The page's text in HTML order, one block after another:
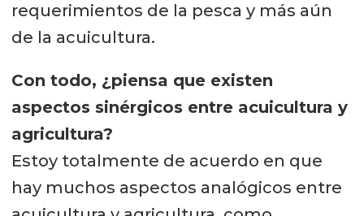
requerimientos de la pesca y más aún
de la acuicultura.
Con todo, ¿piensa que existen
aspectos sinérgicos entre acuicultura y
agricultura?
Estoy totalmente de acuerdo en que
hay muchos aspectos analógicos entre